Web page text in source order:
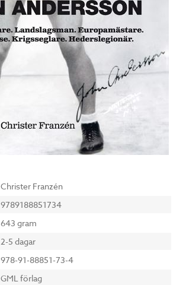
Christer Franzén
9789188851734
643 gram
2-5 dagar
978-91-88851-73-4
GML förlag